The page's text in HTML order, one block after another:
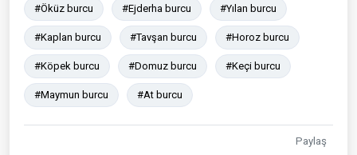
#Öküz burcu #Ejderha burcu #Yılan burcu
#Kaplan burcu #Tavşan burcu #Horoz burcu
#Köpek burcu #Domuz burcu #Keçi burcu
#Maymun burcu #At burcu
Paylaş